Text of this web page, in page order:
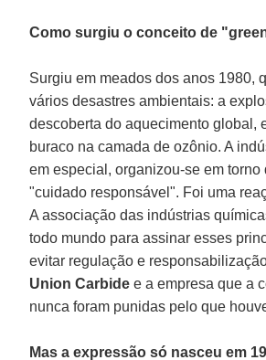
Como surgiu o conceito de
Surgiu em meados dos anos 1980,
vários desastres ambientais: a
descoberta do aquecimento global,
buraco na camada de ozônio. A
em especial, organizou-se em
"cuidado responsável". Foi uma
A associação das indústrias
todo mundo para assinar esses
evitar regulação e
Union Carbide e a empresa que a
nunca foram punidas pelo que
Mas a expressão só nasceu em